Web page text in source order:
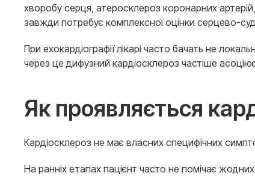
хворобу серця, атеросклероз коронарних
завжди потребує комплексної оцінки серцево-
При ехокардіографії лікарі часто бачать не
через це дифузний кардіосклероз частіше
Як проявляється
Кардіосклероз не має власних специфічних
На ранніх етапах пацієнт часто не помічає